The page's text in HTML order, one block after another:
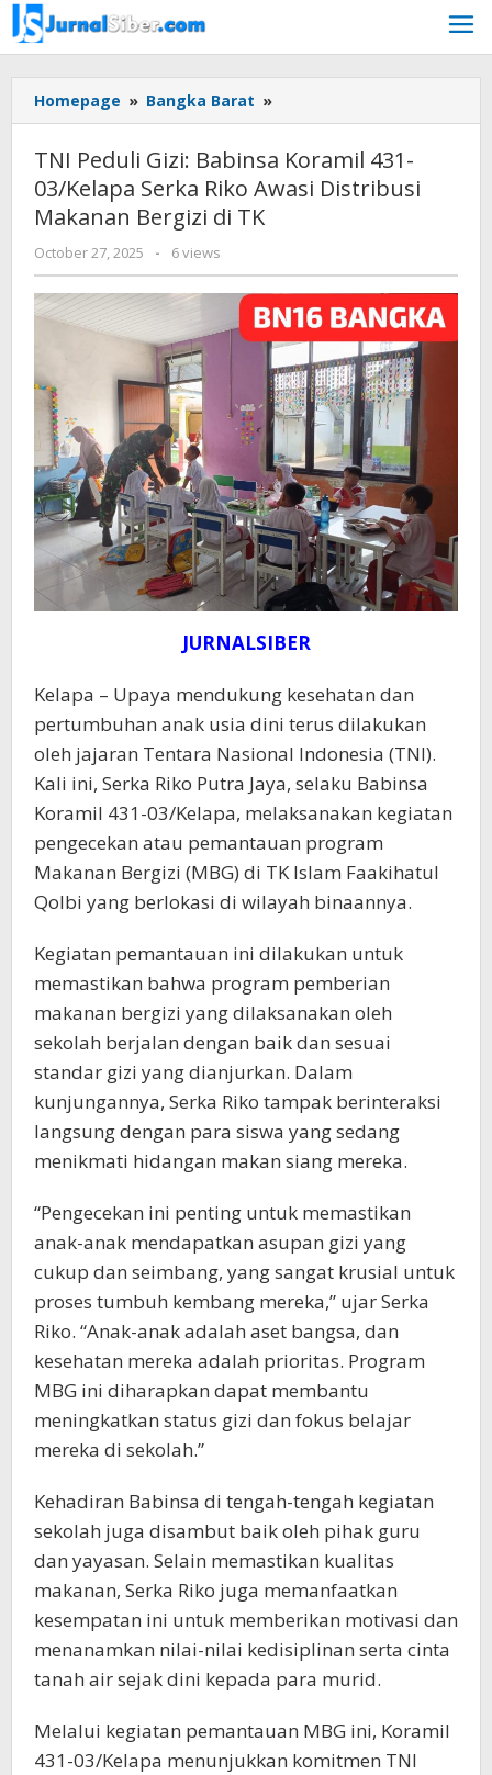
Skip
to
content
Homepage » Bangka Barat »
Peduli
Babinsa
Koramil
Riko
Awasi
Distribusi
Makanan
Bergizi
di
TK
TNI Peduli Gizi: Babinsa Koramil 431-
03/Kelapa Serka Riko Awasi Distribusi
Makanan Bergizi di TK
October 27, 2025
by
yopi
herwindo
- 6 views
JURNALSIBER
Kelapa – Upaya mendukung kesehatan dan
pertumbuhan anak usia dini terus dilakukan
oleh jajaran Tentara Nasional Indonesia (TNI).
Kali ini, Serka Riko Putra Jaya, selaku Babinsa
Koramil 431-03/Kelapa, melaksanakan kegiatan
pengecekan atau pemantauan program
Makanan Bergizi (MBG) di TK Islam Faakihatul
Qolbi yang berlokasi di wilayah binaannya.
Kegiatan pemantauan ini dilakukan untuk
memastikan bahwa program pemberian
makanan bergizi yang dilaksanakan oleh
sekolah berjalan dengan baik dan sesuai
standar gizi yang dianjurkan. Dalam
kunjungannya, Serka Riko tampak berinteraksi
langsung dengan para siswa yang sedang
menikmati hidangan makan siang mereka.
“Pengecekan ini penting untuk memastikan
anak-anak mendapatkan asupan gizi yang
cukup dan seimbang, yang sangat krusial untuk
proses tumbuh kembang mereka,” ujar Serka
Riko. “Anak-anak adalah aset bangsa, dan
kesehatan mereka adalah prioritas. Program
MBG ini diharapkan dapat membantu
meningkatkan status gizi dan fokus belajar
mereka di sekolah.”
Kehadiran Babinsa di tengah-tengah kegiatan
sekolah juga disambut baik oleh pihak guru
dan yayasan. Selain memastikan kualitas
makanan, Serka Riko juga memanfaatkan
kesempatan ini untuk memberikan motivasi dan
menanamkan nilai-nilai kedisiplinan serta cinta
tanah air sejak dini kepada para murid.
Melalui kegiatan pemantauan MBG ini, Koramil
431-03/Kelapa menunjukkan komitmen TNI